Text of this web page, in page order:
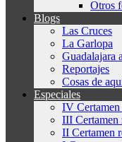
Otros
Blogs
Las Cruces
La Garlopa
Guadalajara
Reportajes
Cosas de
Especiales
IV Certamen
III Certamen
II Certamen